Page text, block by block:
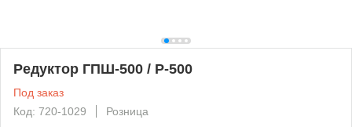
Редуктор ГПШ-500 / Р-500
Под заказ
Код: 720-1029
Розница